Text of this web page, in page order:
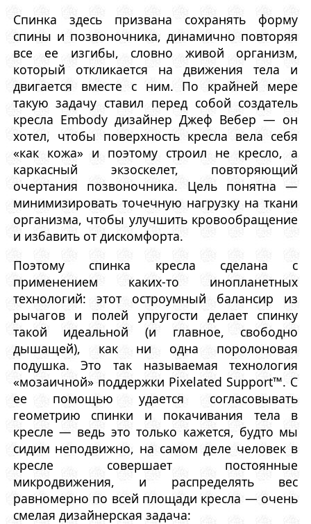
Спинка здесь призвана сохранять форму
спины и позвоночника, динамично повторяя
все ее изгибы, словно живой организм,
который откликается на движения тела и
двигается вместе с ним. По крайней мере
такую задачу ставил перед собой создатель
кресла Embody дизайнер Джеф Вебер — он
хотел, чтобы поверхность кресла вела себя
«как кожа» и поэтому строил не кресло, а
каркасный экзоскелет, повторяющий
очертания позвоночника. Цель понятна —
минимизировать точечную нагрузку на ткани
организма, чтобы улучшить кровообращение
и избавить от дискомфорта.
Поэтому спинка кресла сделана с
применением каких-то инопланетных
технологий: этот остроумный балансир из
рычагов и полей упругости делает спинку
такой идеальной (и главное, свободно
дышащей), как ни одна поролоновая
подушка. Это так называемая технология
«мозаичной» поддержки Pixelated Support™. С
ее помощью удается согласовывать
геометрию спинки и покачивания тела в
кресле — ведь это только кажется, будто мы
сидим неподвижно, на самом деле человек в
кресле совершает постоянные
микродвижения, и распределять вес
равномерно по всей площади кресла — очень
смелая дизайнерская задача: